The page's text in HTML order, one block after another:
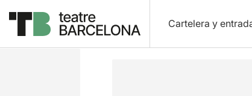
Cartelera y